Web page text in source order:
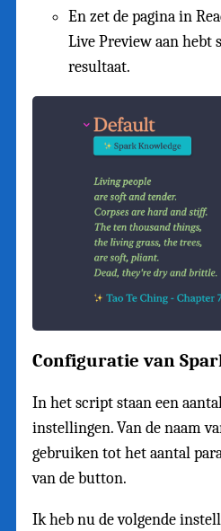
En zet de pagina in
Live Preview aan hebt
resultaat.
Configuratie van
In het script staan een
instellingen. Van de naam
gebruiken tot het aantal
van de button.
Ik heb nu de volgende